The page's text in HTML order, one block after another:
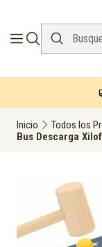
Inicio Todos los
Bus Descarga